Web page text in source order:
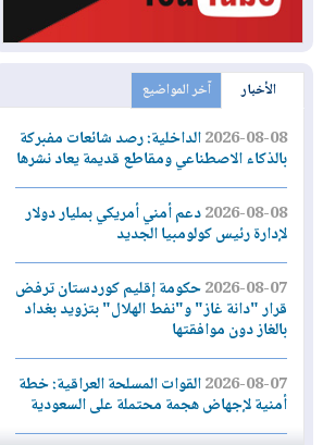
الأخبار آخر المواضيع
2026-08-08الداخلية: رصد شائعات مفبركة
بالذكاء الاصطناعي ومقاطع قديمة يعاد نشرها
2026-08-08دعم أمني أمريكي بمليار دولار
لإدارة رئيس كولومبيا الجديد
2026-08-07حكومة إقليم كوردستان ترفض
قرار "دانة غاز" و"نفط الهلال" بتزويد بغداد
بالغاز دون موافقتها
2026-08-07القوات المسلحة العراقية: خطة
أمنية لإجهاض هجمة محتملة على السعودية